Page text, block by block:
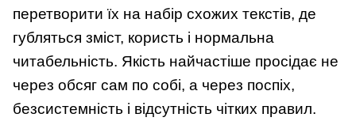
перетворити їх на набір схожих текстів, де
губляться зміст, користь і нормальна
читабельність. Якість найчастіше просідає не
через обсяг сам по собі, а через поспіх,
безсистемність і відсутність чітких правил.